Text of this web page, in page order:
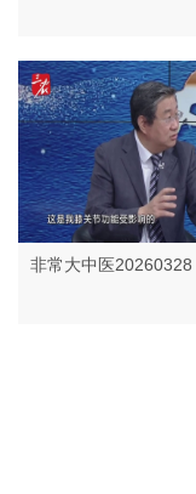
非常大中医20260328